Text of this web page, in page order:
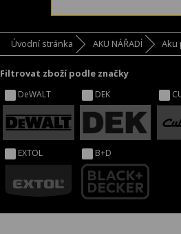
Úvodní stránka AKU NÁŘADÍ Aku
Filtrovat zboží podle značky
DeWALT DEK
EXTOL B+D